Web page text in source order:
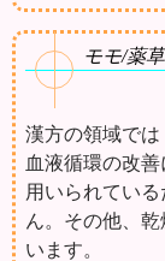
モモ/薬
漢方の領域では
血液循環の改
用いられてい
ん。その他、
います。